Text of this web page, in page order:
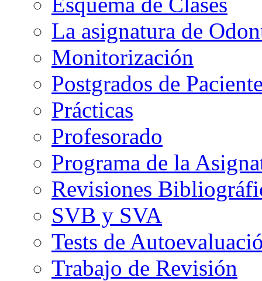
La asignatura de
Monitorización
Postgrados de
Prácticas
Profesorado
Programa de la
Revisiones
SVB y SVA
Tests de
Trabajo de Revisión